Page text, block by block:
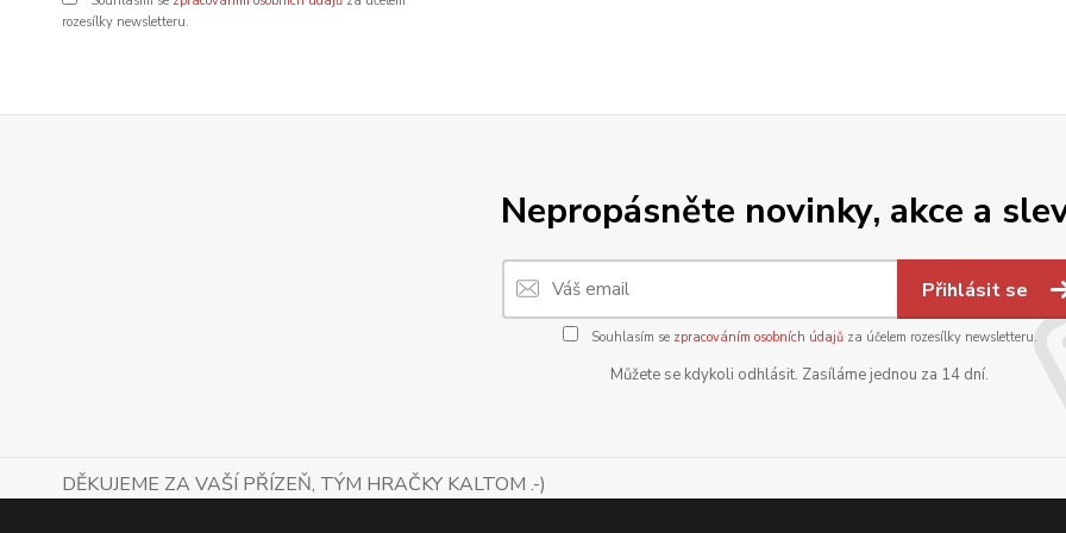
rozesílky newsletteru.
Nepropásněte novinky, akce a
Přihlásit se
Souhlasím se zpracováním osobních údajůza účelem rozesílky newsletteru.
Můžete se kdykoli odhlásit. Zasíláme jednou za 14 dní.
DĚKUJEME ZA VAŠÍ PŘÍZEŇ, TÝM HRAČKY KALTOM .-)